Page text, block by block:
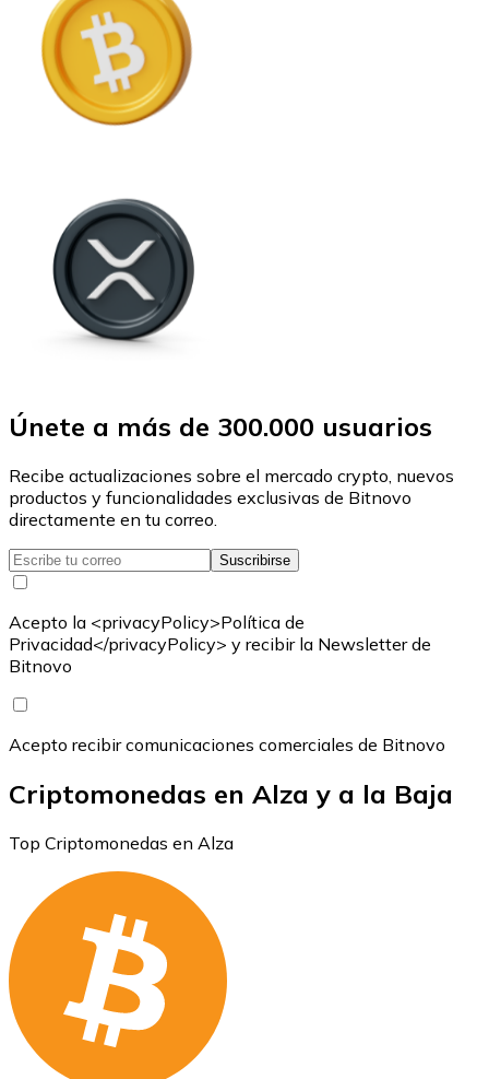
Únete a más de 300.000 usuarios
Recibe actualizaciones sobre el mercado crypto, nuevos
productos y funcionalidades exclusivas de Bitnovo
directamente en tu correo.
Suscribirse
Acepto la <privacyPolicy>Política de
Privacidad</privacyPolicy> y recibir la Newsletter de
Bitnovo
Acepto recibir comunicaciones comerciales de Bitnovo
Criptomonedas en Alza y a la Baja
Top Criptomonedas en Alza